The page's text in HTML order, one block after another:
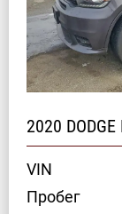
2020 DODGE
VIN
Пробег